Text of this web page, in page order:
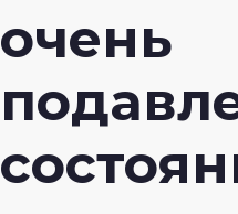
очень